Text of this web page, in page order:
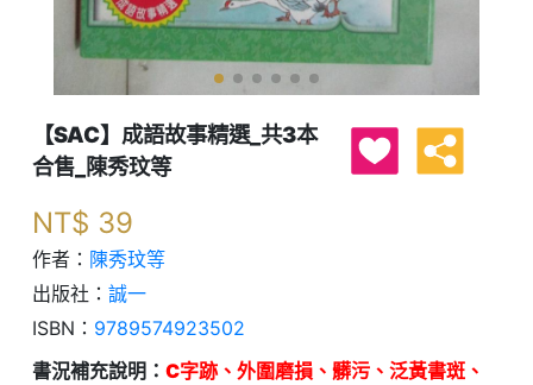
【SAC】成語故事精選_共3本
合售_陳秀玟等
NT$ 39
作者： 陳秀玟等
出版社： 誠一
ISBN： 9789574923502
書況補充說明： C字跡、外圍磨損、髒污、泛黃書斑、